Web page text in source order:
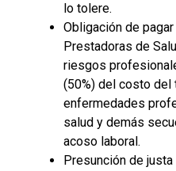
lo tolere.
Obligación de
Prestadoras de
riesgos
(50%) del costo del
enfermedades
salud y demás
acoso laboral.
Presunción de